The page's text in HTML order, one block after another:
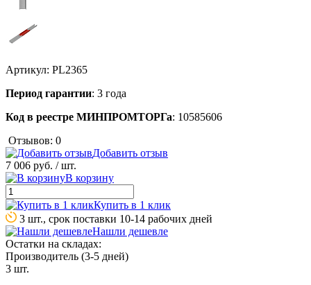
Артикул: PL2365
Период гарантии: 3 года
Код в реестре МИНПРОМТОРГа: 10585606
Отзывов: 0
Добавить отзыв
7 006 руб. / шт.
В корзину
Купить в 1 клик
3 шт., срок поставки 10-14 рабочих дней
Нашли дешевле
Остатки на складах:
Производитель (3-5 дней)
3 шт.